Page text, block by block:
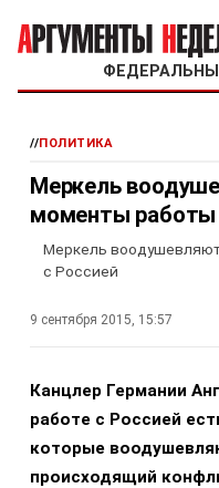
//ПОЛИТИКА
Меркель
моменты работы
Меркель
с Россией
9 сентября 2015, 15:57
Канцлер Германии
работе с Россией
которые
происходящий